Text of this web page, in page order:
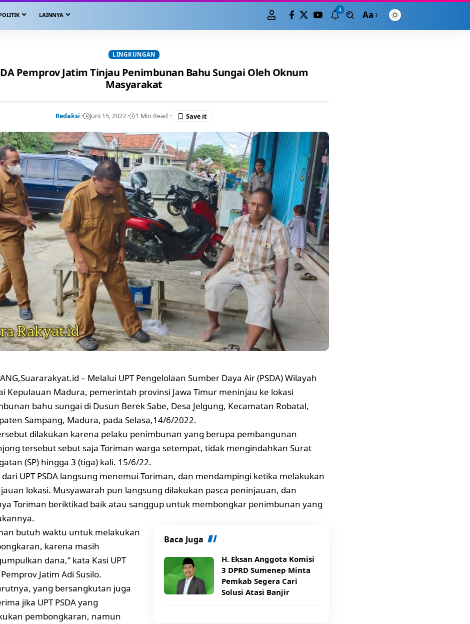
LAINNYA
4 Aa
LINGKUNGAN
Pemprov Jatim Tinjau Penimbunan Bahu Sungai Oleh Oknum
Masyarakat
Redaksi Juni 15, 2022 1 Min Read
– Melalui UPT Pengelolaan Sumber Daya Air (PSDA) Wilayah
Kepulauan Madura, pemerintah provinsi Jawa Timur meninjau ke lokasi
bahu sungai di Dusun Berek Sabe, Desa Jelgung, Kecamatan Robatal,
Sampang, Madura, pada Selasa,14/6/2022.
dilakukan karena pelaku penimbunan yang berupa pembangunan
tersebut sebut saja Toriman warga setempat, tidak mengindahkan Surat
(SP) hingga 3 (tiga) kali. 15/6/22.
dari UPT PSDA langsung menemui Toriman, dan mendampingi ketika melakukan
lokasi. Musyawarah pun langsung dilakukan pasca peninjauan, dan
Toriman beriktikad baik atau sanggup untuk membongkar penimbunan yang
Baca Juga
H. Eksan Anggota Komisi
3 DPRD Sumenep Minta
Pemkab Segera Cari
Solusi Atasi Banjir
butuh waktu untuk melakukan
karena masih
dana,” kata Kasi UPT
Pemprov Jatim Adi Susilo.
yang bersangkutan juga
jika UPT PSDA yang
pembongkaran, namun